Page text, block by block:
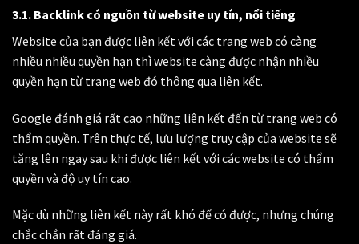
3.1. Backlink có nguồn từ website uy tín, nổi tiếng
Website của bạn được liên kết với các trang web có càng
nhiều nhiều quyền hạn thì website càng được nhận nhiều
quyền hạn từ trang web đó thông qua liên kết.
Google đánh giá rất cao những liên kết đến từ trang web có
thẩm quyền. Trên thực tế, lưu lượng truy cập của website sẽ
tăng lên ngay sau khi được liên kết với các website có thẩm
quyền và độ uy tín cao.
Mặc dù những liên kết này rất khó để có được, nhưng chúng
chắc chắn rất đáng giá.